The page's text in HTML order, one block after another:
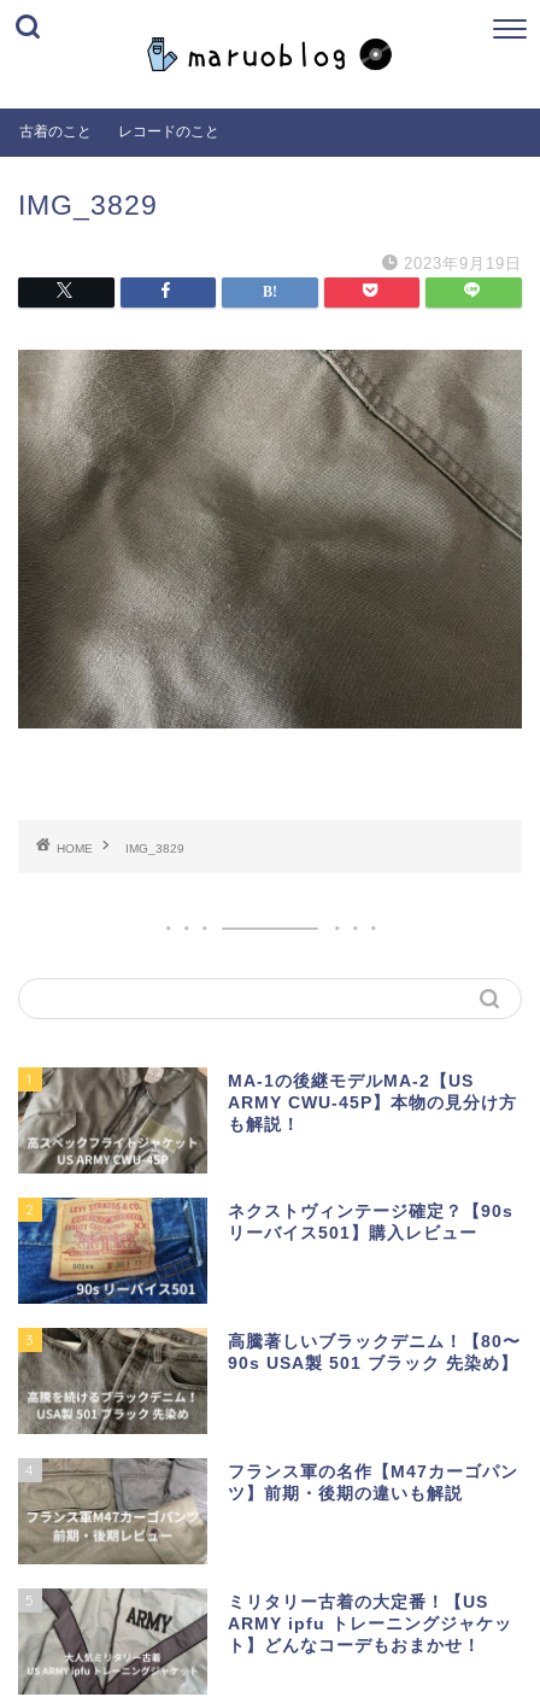
古着のこと レコードのこと
IMG_3829
2023年9月19日
HOME IMG_3829
1
MA-1の後継モデルMA-2【US
ARMY CWU-45P】本物の見分け方
も解説！
2
ネクストヴィンテージ確定？【90s
リーバイス501】購入レビュー
3
高騰著しいブラックデニム！【80〜
90s USA製 501 ブラック 先染め】
4
フランス軍の名作【M47カーゴパン
ツ】前期・後期の違いも解説
5
ミリタリー古着の大定番！【US
ARMY ipfu トレーニングジャケッ
ト】どんなコーデもおまかせ！